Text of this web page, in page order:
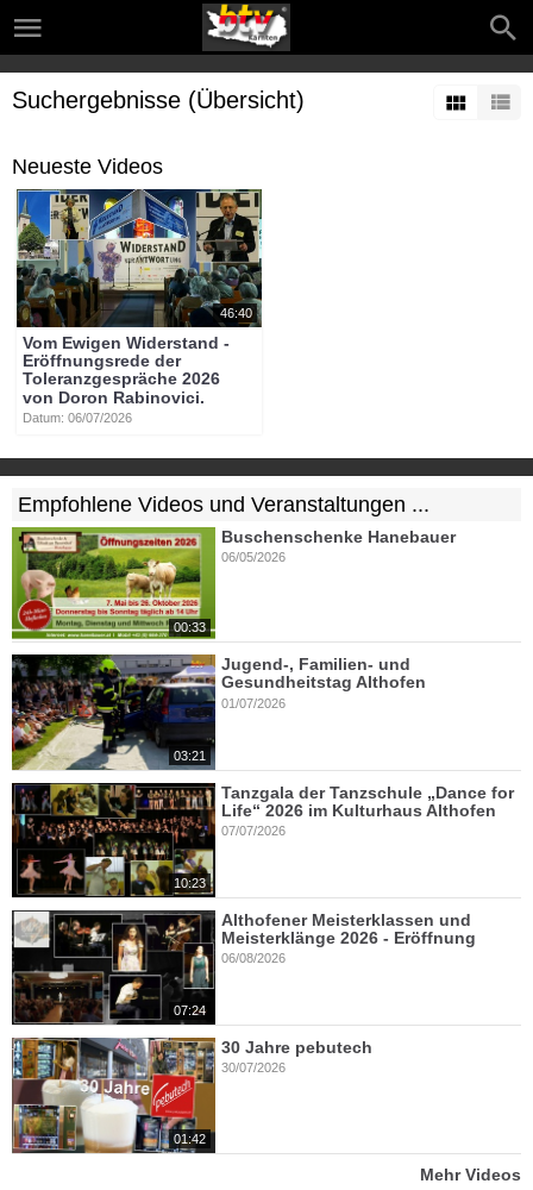
Suchergebnisse (Übersicht)
Neueste Videos
46:40
Vom Ewigen Widerstand -
Eröffnungsrede der
Toleranzgespräche 2026
von Doron Rabinovici.
Datum: 06/07/2026
Empfohlene Videos und Veranstaltungen ...
00:33
Buschenschenke Hanebauer
06/05/2026
03:21
Jugend-, Familien- und
Gesundheitstag Althofen
01/07/2026
10:23
Tanzgala der Tanzschule „Dance for
Life“ 2026 im Kulturhaus Althofen
07/07/2026
07:24
Althofener Meisterklassen und
Meisterklänge 2026 - Eröffnung
06/08/2026
01:42
30 Jahre pebutech
30/07/2026
Mehr Videos